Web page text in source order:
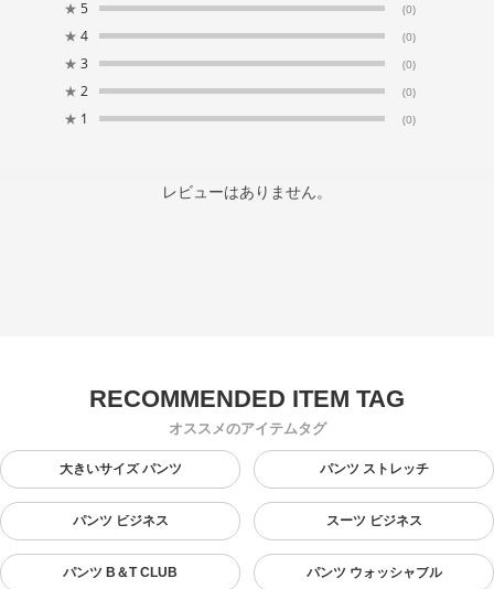
★ 5 (0)
★ 4 (0)
★ 3 (0)
★ 2 (0)
★ 1 (0)
レビューはありません。
オススメのアイテムタグ
大きいサイズ パンツ パンツ ストレッチ
パンツ ビジネス スーツ ビジネス
パンツ B＆T CLUB パンツ ウォッシャブル